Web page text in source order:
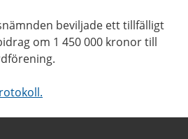
beviljade ett tillfälligt
om 1 450 000 kronor till